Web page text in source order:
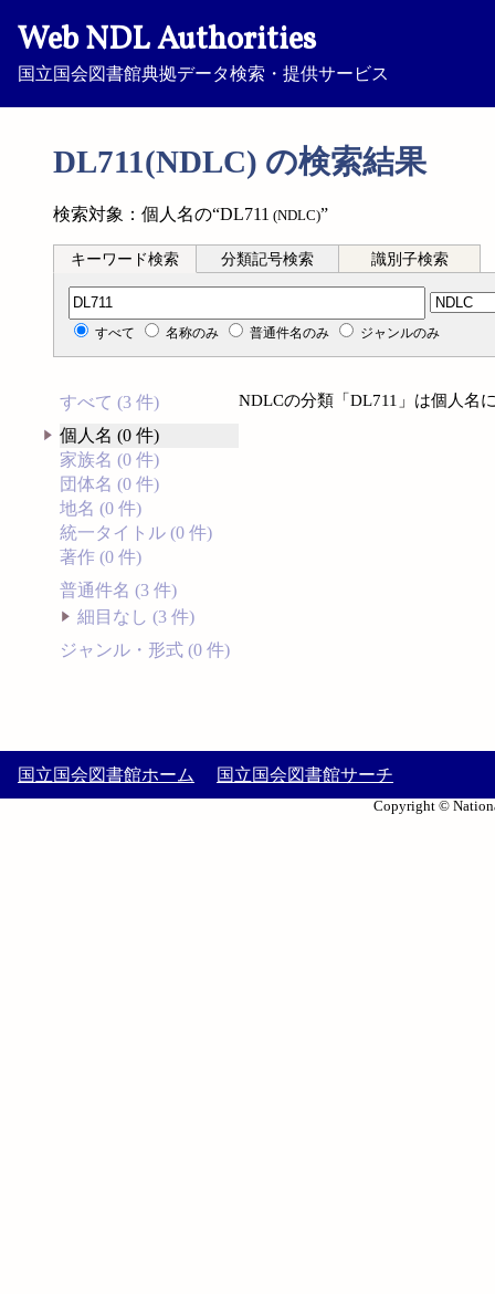
Web NDL Authorities
国立国会図書館典拠データ検索・提供サービス
DL711(NDLC) の検索結果
検索対象：個人名の“DL711 (NDLC)”
キーワード検索 分類記号検索 識別子検索
分類記号検索
すべて 名称のみ 普通件名のみ ジャンルのみ
すべて (3 件)
個人名 (0 件)
家族名 (0 件)
団体名 (0 件)
地名 (0 件)
統一タイトル (0 件)
著作 (0 件)
普通件名 (3 件)
細目なし (3 件)
ジャンル・形式 (0 件)
NDLCの分類「DL711」は個人名
国立国会図書館ホーム 国立国会図書館サーチ
Copyright ©